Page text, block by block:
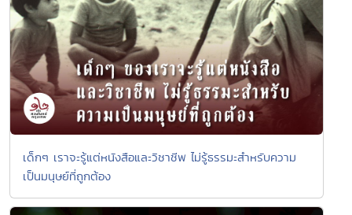
เด็กๆ เราจะรู้แต่หนังสือและวิชาชีพ ไม่รู้ธรรมะสำหรับความ
เป็นมนุษย์ที่ถูกต้อง